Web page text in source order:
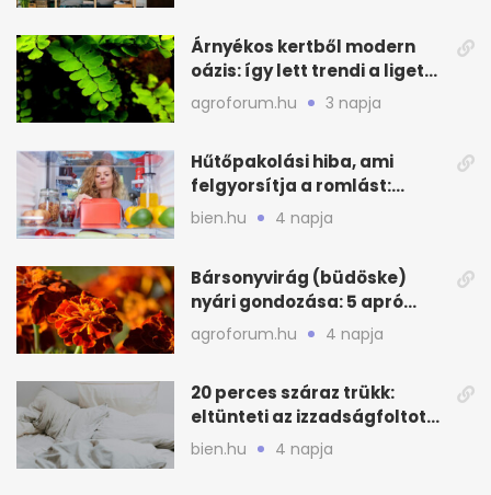
Árnyékos kertből modern
oázis: így lett trendi a ligetes
zöld
agroforum.hu 3 napja
Hűtőpakolási hiba, ami
felgyorsítja a romlást:
zónákra figyelj
bien.hu 4 napja
Bársonyvirág (büdöske)
nyári gondozása: 5 apró
lépés a dús virágzásért
agroforum.hu 4 napja
20 perces száraz trükk:
eltünteti az izzadságfoltot
és a szagot a matracról
bien.hu 4 napja